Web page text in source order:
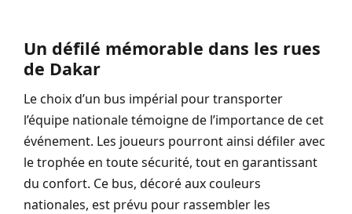
Un défilé mémorable dans les rues
de Dakar
Le choix d’un bus impérial pour transporter
l’équipe nationale témoigne de l’importance de cet
événement. Les joueurs pourront ainsi défiler avec
le trophée en toute sécurité, tout en garantissant
du confort. Ce bus, décoré aux couleurs
nationales, est prévu pour rassembler les